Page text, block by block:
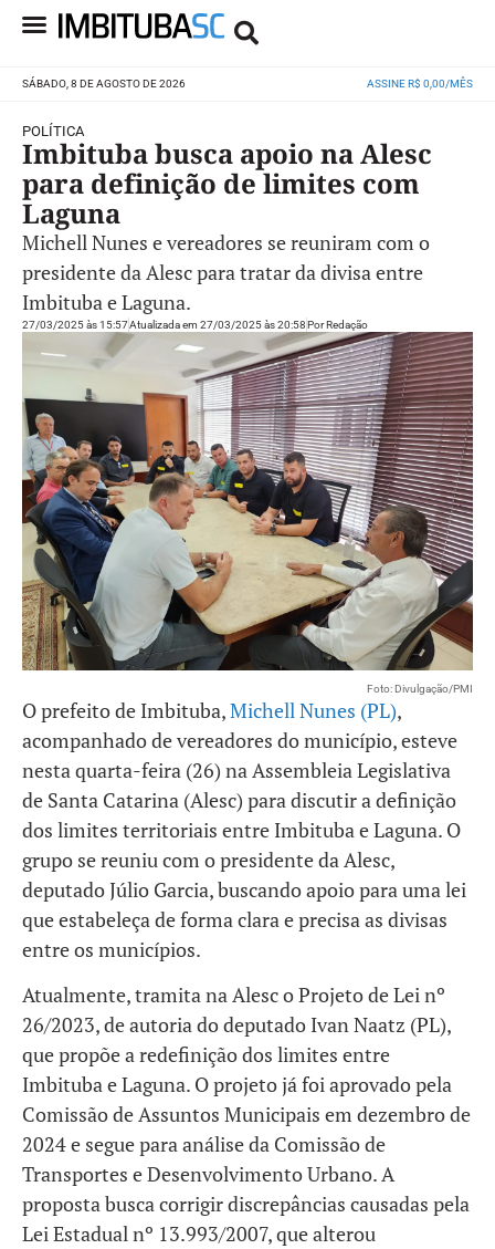
SÁBADO, 8 DE AGOSTO DE 2026 ASSINE R$ 0,00/MÊS
POLÍTICA
Imbituba busca apoio na Alesc
para definição de limites com
Laguna
Michell Nunes e vereadores se reuniram com o
presidente da Alesc para tratar da divisa entre
Imbituba e Laguna.
27/03/2025 às 15:57Atualizada em 27/03/2025 às 20:58PorRedação
Foto: Divulgação/PMI
O prefeito de Imbituba,Michell Nunes (PL),
acompanhado de vereadores do município, esteve
nesta quarta-feira (26) na Assembleia Legislativa
de Santa Catarina (Alesc) para discutir a definição
dos limites territoriais entre Imbituba e Laguna. O
grupo se reuniu com o presidente da Alesc,
deputado Júlio Garcia, buscando apoio para uma lei
que estabeleça de forma clara e precisa as divisas
entre os municípios.
Atualmente, tramita na Alesc o Projeto de Lei nº
26/2023, de autoria do deputado Ivan Naatz (PL),
que propõe a redefinição dos limites entre
Imbituba e Laguna. O projeto já foi aprovado pela
Comissão de Assuntos Municipais em dezembro de
2024 e segue para análise da Comissão de
Transportes e Desenvolvimento Urbano. A
proposta busca corrigir discrepâncias causadas pela
Lei Estadual nº 13.993/2007, que alterou